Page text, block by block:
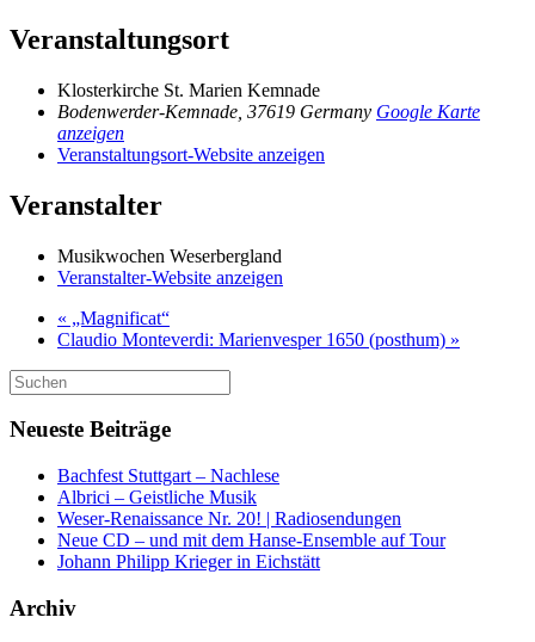
Veranstaltungsort
Klosterkirche St. Marien Kemnade
Bodenwerder-Kemnade 37619 Germany Google Karte
anzeigen
Veranstaltungsort-Website anzeigen
Veranstalter
Musikwochen Weserbergland
Veranstalter-Website anzeigen
« „Magnificat“
Claudio Monteverdi: Marienvesper 1650 (posthum) »
Suchen
nach:
Neueste Beiträge
Bachfest Stuttgart – Nachlese
Albrici – Geistliche Musik
Weser-Renaissance Nr. 20! | Radiosendungen
Neue CD – und mit dem Hanse-Ensemble auf Tour
Johann Philipp Krieger in Eichstätt
Archiv